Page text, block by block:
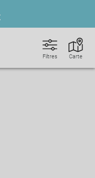
Carte
Filtres